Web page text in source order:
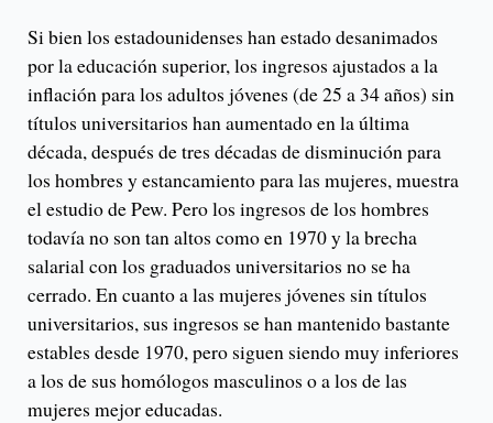
Si bien los estadounidenses han estado desanimados
por la educación superior, los ingresos ajustados a la
inflación para los adultos jóvenes (de 25 a 34 años) sin
títulos universitarios han aumentado en la última
década, después de tres décadas de disminución para
los hombres y estancamiento para las mujeres, muestra
el estudio de Pew. Pero los ingresos de los hombres
todavía no son tan altos como en 1970 y la brecha
salarial con los graduados universitarios no se ha
cerrado. En cuanto a las mujeres jóvenes sin títulos
universitarios, sus ingresos se han mantenido bastante
estables desde 1970, pero siguen siendo muy inferiores
a los de sus homólogos masculinos o a los de las
mujeres mejor educadas.